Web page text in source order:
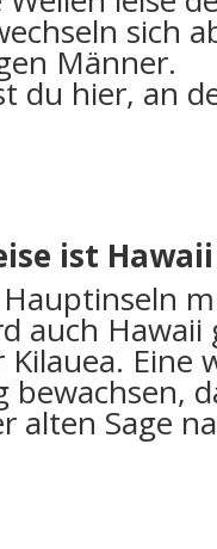
sich
Männer.
du hier, an
ist Hawaii
auch
Eine
Sage